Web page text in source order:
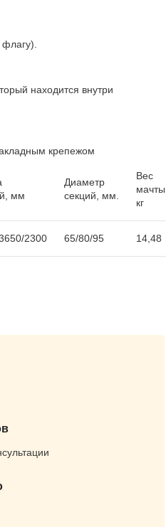
находится внутри
крепежом
мм
Диаметр
секций, мм.
Вес
кг
2300 65/80/95 14,48